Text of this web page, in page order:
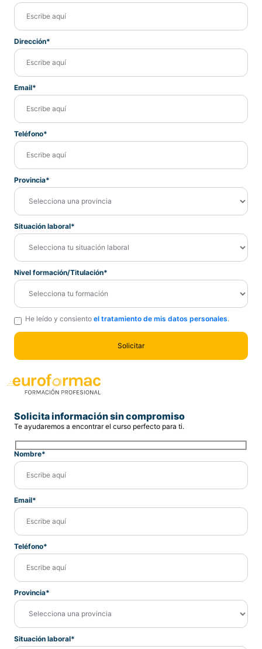
Dirección*
Email*
Teléfono*
Provincia*
Situación laboral*
Nivel formación/Titulación*
He leído y consiento el tratamiento de mis datos personales.
Solicita información sin compromiso
Te ayudaremos a encontrar el curso perfecto para ti.
Nombre*
Email*
Teléfono*
Provincia*
Situación laboral*